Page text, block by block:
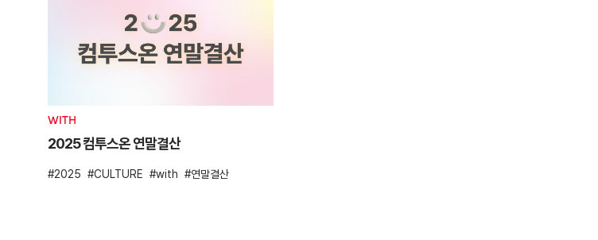
WITH
2025 컴투스온 연말결산
2025 CULTURE with 연말결산